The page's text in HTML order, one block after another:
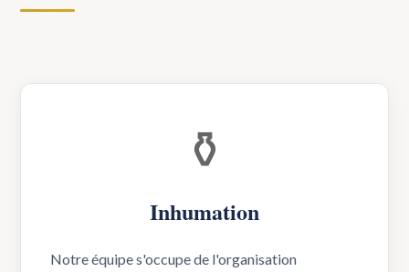
⚱️
Inhumation
Notre équipe s'occupe de l'organisation